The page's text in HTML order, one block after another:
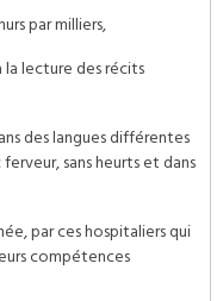
par milliers,
la lecture des récits
des langues différentes
sans heurts et dans
par ces hospitaliers qui
compétences